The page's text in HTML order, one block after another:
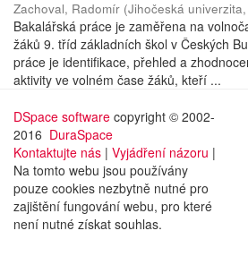
Zachoval, Radomír (Jihočeská univerzita,
Bakalářská práce je zaměřena na
žáků 9. tříd základních škol v Českých
práce je identifikace, přehled a
aktivity ve volném čase žáků, kteří ...
DSpace software copyright © 2002-
2016 DuraSpace
Kontaktujte nás | Vyjádření názoru |
Na tomto webu jsou používány
pouze cookies nezbytně nutné pro
zajištění fungování webu, pro které
není nutné získat souhlas.